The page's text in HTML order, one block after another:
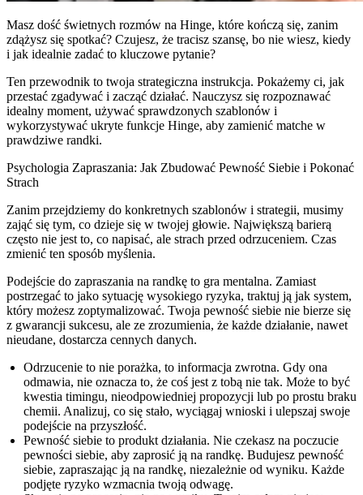
Masz dość świetnych rozmów na Hinge, które kończą się, zanim
zdążysz się spotkać? Czujesz, że tracisz szansę, bo nie wiesz, kiedy
i jak idealnie zadać to kluczowe pytanie?
Ten przewodnik to twoja strategiczna instrukcja. Pokażemy ci, jak
przestać zgadywać i zacząć działać. Nauczysz się rozpoznawać
idealny moment, używać sprawdzonych szablonów i
wykorzystywać ukryte funkcje Hinge, aby zamienić matche w
prawdziwe randki.
Psychologia Zapraszania: Jak Zbudować Pewność Siebie i Pokonać
Strach
Zanim przejdziemy do konkretnych szablonów i strategii, musimy
zająć się tym, co dzieje się w twojej głowie. Największą barierą
często nie jest to, co napisać, ale strach przed odrzuceniem. Czas
zmienić ten sposób myślenia.
Podejście do zapraszania na randkę to gra mentalna. Zamiast
postrzegać to jako sytuację wysokiego ryzyka, traktuj ją jak system,
który możesz zoptymalizować. Twoja pewność siebie nie bierze się
z gwarancji sukcesu, ale ze zrozumienia, że każde działanie, nawet
nieudane, dostarcza cennych danych.
Odrzucenie to nie porażka, to informacja zwrotna. Gdy ona
odmawia, nie oznacza to, że coś jest z tobą nie tak. Może to być
kwestia timingu, nieodpowiedniej propozycji lub po prostu braku
chemii. Analizuj, co się stało, wyciągaj wnioski i ulepszaj swoje
podejście na przyszłość.
Pewność siebie to produkt działania. Nie czekasz na poczucie
pewności siebie, aby zaprosić ją na randkę. Budujesz pewność
siebie, zapraszając ją na randkę, niezależnie od wyniku. Każde
podjęte ryzyko wzmacnia twoją odwagę.